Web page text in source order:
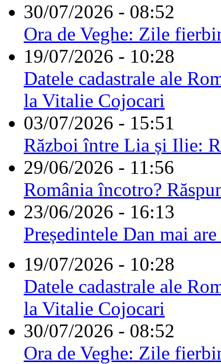
30/07/2026 - 08:52
Ora de Veghe: Zile
19/07/2026 - 10:28
Datele cadastrale ale
la Vitalie Cojocari
03/07/2026 - 15:51
Război între Lia și Ilie:
29/06/2026 - 11:56
România încotro?
23/06/2026 - 16:13
Președintele Dan mai
19/07/2026 - 10:28
Datele cadastrale ale
la Vitalie Cojocari
30/07/2026 - 08:52
Ora de Veghe: Zile